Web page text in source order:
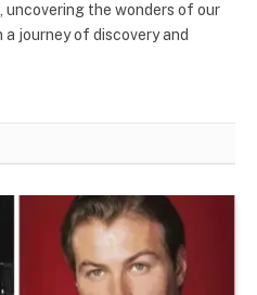
uncovering the wonders of our
a journey of discovery and